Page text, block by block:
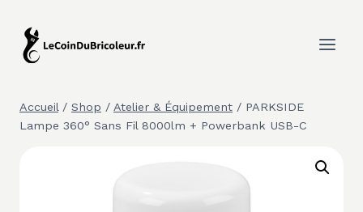
contenu
Accueil / Shop / Atelier & Équipement / PARKSIDE
Lampe 360° Sans Fil 8000lm + Powerbank USB-C